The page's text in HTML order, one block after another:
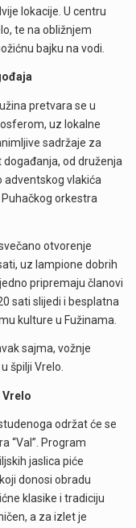
lokacije. U centru
te na obližnjem
bajku na vodi.
pretvara se u
uz lokalne
sadržaje za
od druženja
adventskog vlakića
orkestra
otvorenje
uz lampione dobrih
pripremaju članovi
sati slijedi i besplatna
kulture u Fužinama.
sajma, vožnje
špilji Vrelo.
održat će se
“Val”. Program
jaslica piće
donosi obradu
klasike i tradiciju
a za izlet je